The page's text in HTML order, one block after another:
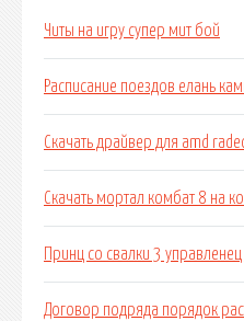
Читы на игру супер мит бой
Расписание поездов елань
Скачать драйвер для amd
Скачать мортал комбат 8 на
Принц со свалки 3
Договор подряда порядок